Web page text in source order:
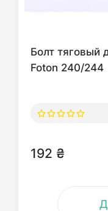
Болт тяговый
Foton 240/244
192 ₴